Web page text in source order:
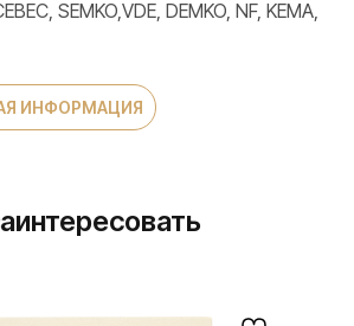
SEMKO,VDE, DEMKO, NF, KEMA,
ИНФОРМАЦИЯ